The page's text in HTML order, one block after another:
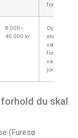
forurening.
8.000–
40.000 kr.
være
for større
du skal
(Furesø